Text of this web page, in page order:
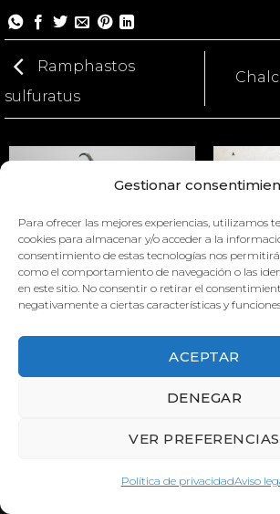
Gestionar
Para ofrecer las mejores experiencias, utilizamos
cookies para almacenar y/o acceder a la
consentimiento de estas tecnologías nos
como el comportamiento de navegación o las
en este sitio. No consentir o retirar el
negativamente a ciertas características y
ACEPTAR
DENEGAR
VER PREFERENCIAS
Política de privacidadAviso
Ramphastos
sulfuratus
PHALACROCORAX CARBO